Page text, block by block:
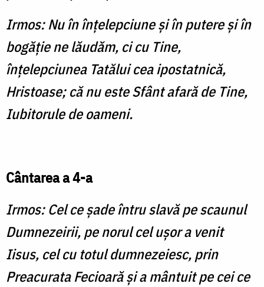
Irmos: Nu în înţelepciune şi în putere şi în
bogăţie ne lăudăm, ci cu Tine,
înţelepciunea Tatălui cea ipostatnică,
Hristoase; că nu este Sfânt afară de Tine,
Iubitorule de oameni.
Cântarea a 4-a
Irmos: Cel ce șade întru slavă pe scaunul
Dumnezeirii, pe norul cel ușor a venit
Iisus, cel cu totul dumnezeiesc, prin
Preacurata Fecioară și a mântuit pe cei ce